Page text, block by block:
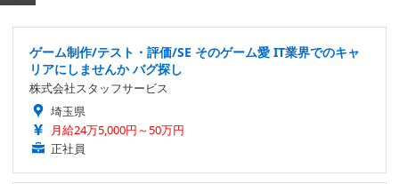
ゲーム制作/テスト・評価/SE そのゲーム愛 IT業界でのキャ
リアにしませんか バグ探し
株式会社スタッフサービス
埼玉県
月給24万5,000円～50万円
正社員